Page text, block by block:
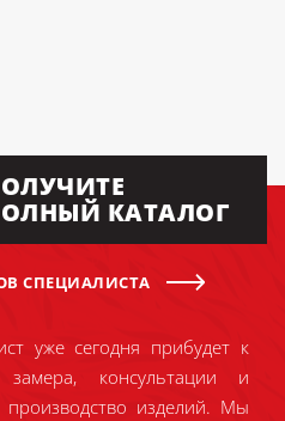
КАТАЛОГ
СПЕЦИАЛИСТА
уже сегодня прибудет к
консультации и
производство изделий. Мы